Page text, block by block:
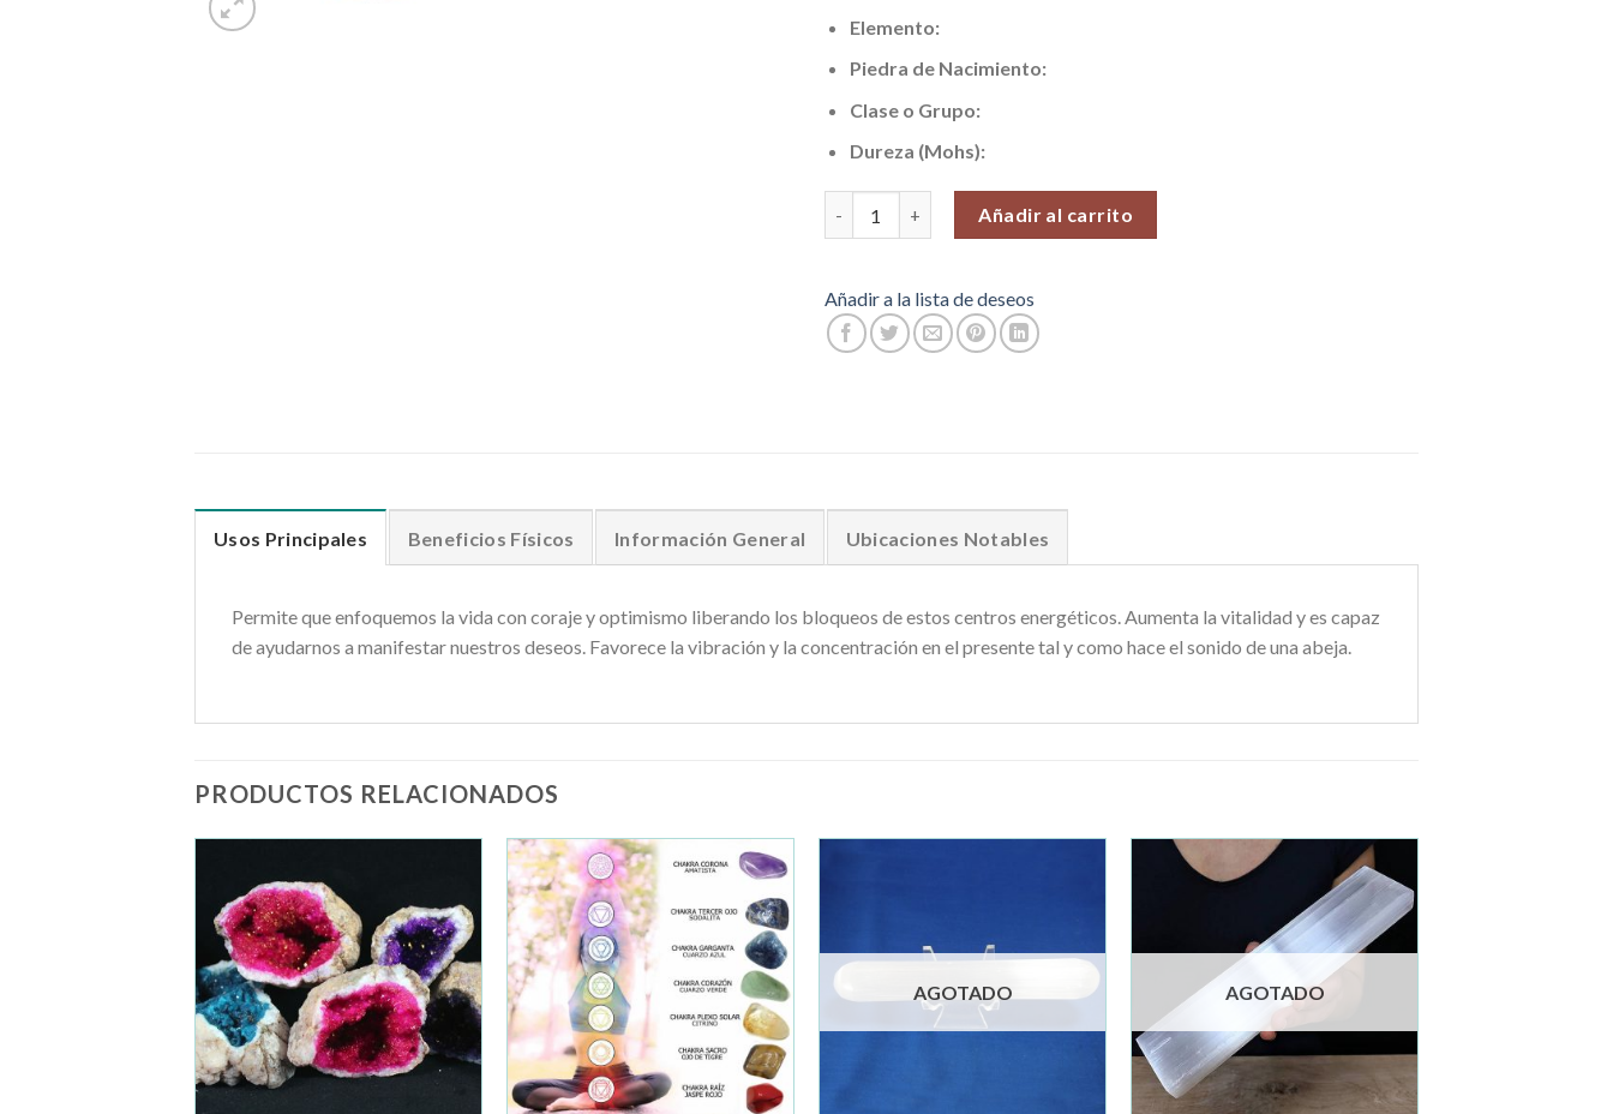
Elemento:
Piedra de Nacimiento:
Clase o Grupo:
Dureza (Mohs):
Añadir al carrito
Añadir a la lista de deseos
Usos Principales Beneficios Físicos Información General Ubicaciones Notables
Permite que enfoquemos la vida con coraje y optimismo liberando los bloqueos de estos centros energéticos. Aumenta la vitalidad y es capaz
de ayudarnos a manifestar nuestros deseos. Favorece la vibración y la concentración en el presente tal y como hace el sonido de una abeja.
PRODUCTOS RELACIONADOS
Añadir
a la
lista de
deseos
Añadir
a la
lista de
deseos
deseos
AGOTADO
Añadir
a la
lista de
deseos
AGOTADO